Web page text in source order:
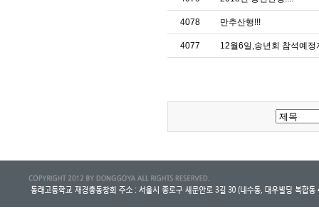
4078 만추산행!!!
4077 12월6일,송년회 참석예정